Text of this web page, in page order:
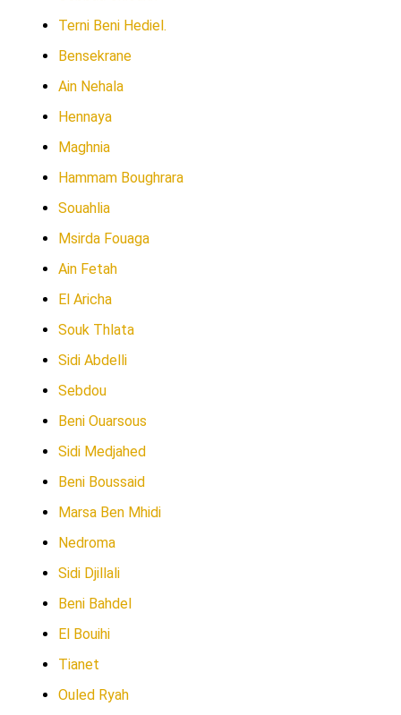
Terni Beni Hediel.
Bensekrane
Ain Nehala
Hennaya
Maghnia
Hammam Boughrara
Souahlia
Msirda Fouaga
Ain Fetah
El Aricha
Souk Thlata
Sidi Abdelli
Sebdou
Beni Ouarsous
Sidi Medjahed
Beni Boussaid
Marsa Ben Mhidi
Nedroma
Sidi Djillali
Beni Bahdel
El Bouihi
Tianet
Ouled Ryah